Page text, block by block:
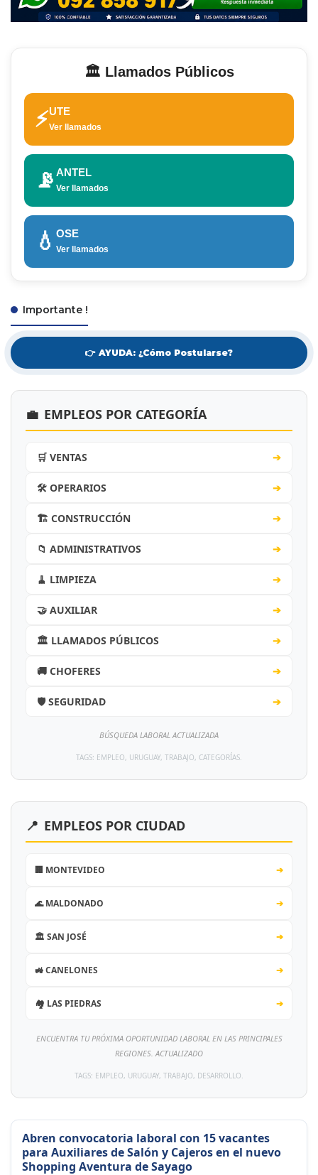
🏛️ Llamados Públicos
⚡UTE
Ver llamados
📡 ANTEL
Ver llamados
💧 OSE
Ver llamados
Importante !
👉 AYUDA: ¿Cómo Postularse?
💼 EMPLEOS POR CATEGORÍA
🛒 VENTAS ➔
🛠️ OPERARIOS ➔
🏗️ CONSTRUCCIÓN ➔
📁 ADMINISTRATIVOS ➔
🧹 LIMPIEZA ➔
🤝 AUXILIAR ➔
🏛️ LLAMADOS PÚBLICOS ➔
🚚 CHOFERES ➔
🛡️ SEGURIDAD ➔
BÚSQUEDA LABORAL ACTUALIZADA
TAGS: EMPLEO, URUGUAY, TRABAJO, CATEGORÍAS.
📍 EMPLEOS POR CIUDAD
🏢 MONTEVIDEO ➔
🌊 MALDONADO ➔
🏛️ SAN JOSÉ ➔
🚜 CANELONES ➔
🏘️ LAS PIEDRAS ➔
ENCUENTRA TU PRÓXIMA OPORTUNIDAD LABORAL EN LAS PRINCIPALES
REGIONES. ACTUALIZADO
TAGS: EMPLEO, URUGUAY, TRABAJO, DESARROLLO.
Abren convocatoria laboral con 15 vacantes
para Auxiliares de Salón y Cajeros en el nuevo
Shopping Aventura de Sayago